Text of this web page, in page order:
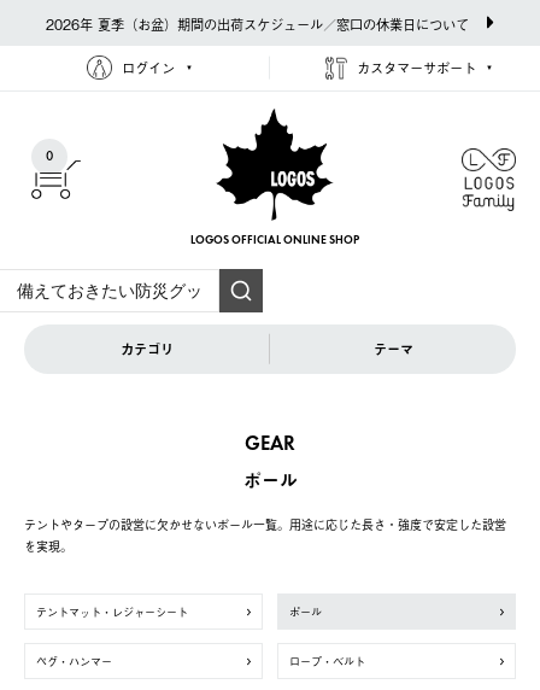
2026年 夏季（お盆）期間の出荷スケジュール／窓口の休業日について
ログイン カスタマーサポート
0
LOGOS OFFICIAL ONLINE SHOP
カテゴリ テーマ
GEAR
ポール
テントやタープの設営に欠かせないポール一覧。用途に応じた長さ・強度で安定した設営
を実現。
テントマット・レジャーシート ポール
ペグ・ハンマー ロープ・ベルト